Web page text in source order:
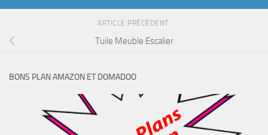
ARTICLE PRÉCÉDENT
Tuile Meuble Escalier
BONS PLAN AMAZON ET DOMADOO